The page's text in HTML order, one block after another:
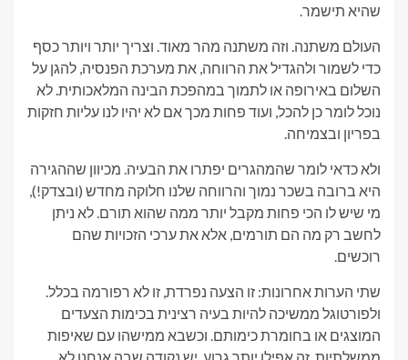
שהיא תישמר.
העולם משתנה. וזה משתנה מהר מאוד. וצריך יותר ויותר כסף
כדי לשמור ולהגדיל את הרווחה, את מערכת הפנסיה, להגן על
השלום באירופה או לתמוך במהפכת הבינה המלאכותית. לא
נוכל לומר כן להכל, ועוד פחות מכך אם לא יהיו לנו עליות חזקות
בפריון ובצמיחה.
ולא כדאי לומר שהמהגרים יפתרו את הבעיה. מכיוון שההגירה
היא ברובה בשכר נמוך והרווחה שלנו חלוקה מחדש (ובצדק!),
מי שיש לו הכי פחות מקבל יותר ממה שהוא תורם. לא ניתן
לחשב רק מה הם תורמים, אלא את ערכי הזכויות שהם
רוכשים.
שתי הערות אחרונות: זו הצעה נפרדת, זו לא רפורמה בכלל.
ולפורטוגל ממשיכה להיות בעיה רצינית בכימות הצעדים
המוצגים או בחומרת כימותם. וכשבא ממישהו עם שאיפות